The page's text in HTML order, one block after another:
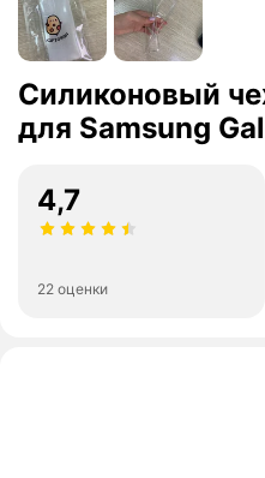
Силиконовый
для Samsung
4,7
22 оценки